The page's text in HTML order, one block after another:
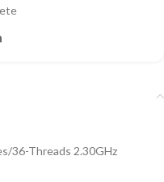
36-Threads 2.30GHz